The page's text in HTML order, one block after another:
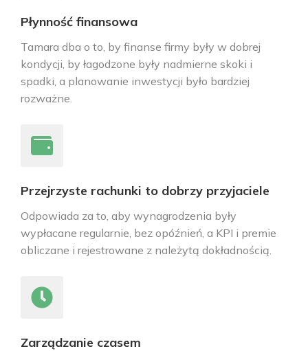
Płynność finansowa
Tamara dba o to, by finanse firmy były w dobrej
kondycji, by łagodzone były nadmierne skoki i
spadki, a planowanie inwestycji było bardziej
rozważne.
Przejrzyste rachunki to dobrzy przyjaciele
Odpowiada za to, aby wynagrodzenia były
wypłacane regularnie, bez opóźnień, a KPI i premie
obliczane i rejestrowane z należytą dokładnością.
Zarządzanie czasem